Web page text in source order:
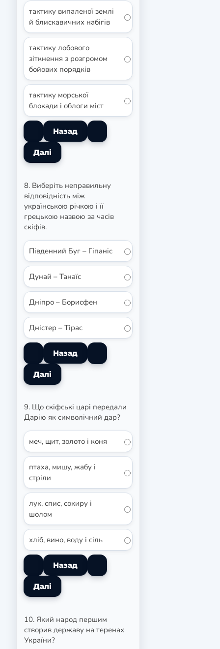
тактику випаленої землі
й блискавичних набігів
тактику лобового
зіткнення з розгромом
бойових порядків
тактику морської
блокади і облоги міст
8. Виберіть неправильну
відповідність між
українською річкою і її
грецькою назвою за часів
скіфів.
Південний Буг – Гіпаніс
Дунай – Танаїс
Дніпро – Борисфен
Дністер – Тірас
9. Що скіфські царі передали
Дарію як символічний дар?
меч, щит, золото і коня
птаха, мишу, жабу і
стріли
лук, спис, сокиру і
шолом
хліб, вино, воду і сіль
10. Який народ першим
створив державу на теренах
України?